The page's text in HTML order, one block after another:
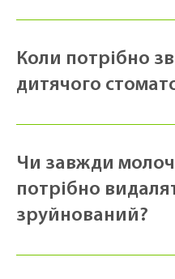
Коли потрібно
дитячого
Чи завжди
потрібно
зруйнований?